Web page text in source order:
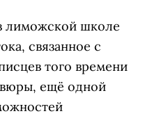
лиможской школе
связанное с
того времени
ещё одной